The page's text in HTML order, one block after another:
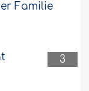
Familie
3